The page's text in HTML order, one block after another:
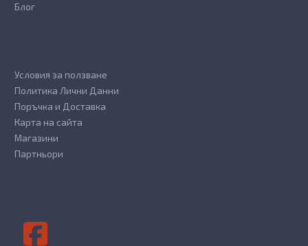
Блог
Условия за ползване
Политика Лични Данни
Поръчка и Доставка
Карта на сайта
Магазини
Партньори